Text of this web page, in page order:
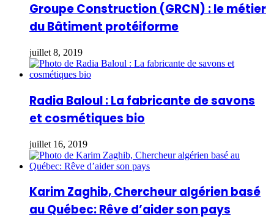
Groupe Construction (GRCN) : le métier
du Bâtiment protéiforme
juillet 8, 2019
Radia Baloul : La fabricante de savons
et cosmétiques bio
juillet 16, 2019
Karim Zaghib, Chercheur algérien basé
au Québec: Rêve d’aider son pays